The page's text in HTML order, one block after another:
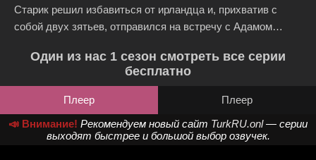
Старик решил избавиться от ирландца и, прихватив с
собой двух зятьев, отправился на встречу с Адамом…
Один из нас 1 сезон смотреть все серии
бесплатно
Плеер
Плеер
📣 Внимание! Рекомендуем новый сайт TurkRU.onl— серии
выходят быстрее и большой выбор озвучек.